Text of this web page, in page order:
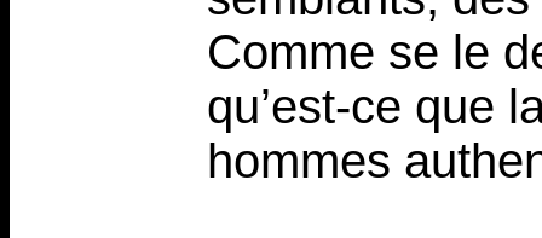
Comme se le
qu’est-ce que
hommes